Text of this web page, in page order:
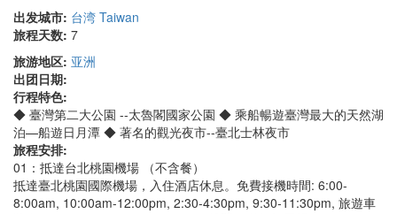
出发城市: 台湾 Taiwan
旅程天数: 7
旅游地区: 亚洲
出团日期:
行程特色:
◆ 臺灣第二大公園 --太魯閣國家公園 ◆ 乘船暢遊臺灣最大的天然湖
泊—船遊日月潭 ◆ 著名的觀光夜市--臺北士林夜市
旅程安排:
01：抵達台北桃園機場 （不含餐）
抵達臺北桃園國際機場，入住酒店休息。免費接機時間: 6:00-
8:00am, 10:00am-12:00pm, 2:30-4:30pm, 9:30-11:30pm, 旅遊車